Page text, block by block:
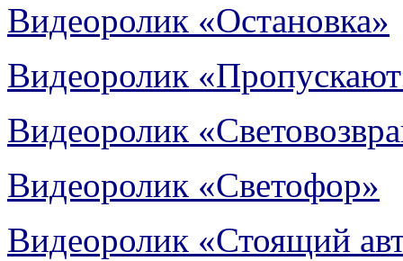
Видеоролик «Остановка»
Видеоролик
Видеоролик
Видеоролик «Светофор»
Видеоролик «Стоящий